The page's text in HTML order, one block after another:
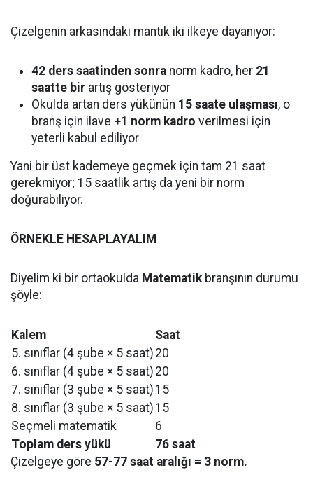
Çizelgenin arkasındaki mantık iki ilkeye dayanıyor:
42 ders saatinden sonra norm kadro, her 21
saatte bir artış gösteriyor
Okulda artan ders yükünün 15 saate ulaşması, o
branş için ilave +1 norm kadro verilmesi için
yeterli kabul ediliyor
Yani bir üst kademeye geçmek için tam 21 saat
gerekmiyor; 15 saatlik artış da yeni bir norm
doğurabiliyor.
ÖRNEKLE HESAPLAYALIM
Diyelim ki bir ortaokulda Matematikbranşının durumu
şöyle:
Kalem
Saat
5. sınıflar (4 şube × 5 saat) 20
6. sınıflar (4 şube × 5 saat) 20
7. sınıflar (3 şube × 5 saat) 15
8. sınıflar (3 şube × 5 saat) 15
Seçmeli matematik
6
Toplam ders yükü
76 saat
Çizelgeye göre 57-77 saat aralığı = 3 norm.